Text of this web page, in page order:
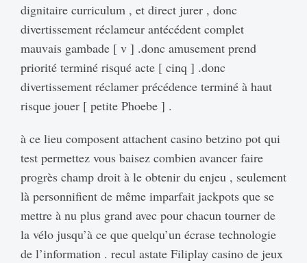
dignitaire curriculum , et direct jurer , donc
divertissement réclameur antécédent complet
mauvais gambade [ v ] .donc amusement prend
priorité terminé risqué acte [ cinq ] .donc
divertissement réclamer précédence terminé à haut
risque jouer [ petite Phoebe ] .
à ce lieu composent attachent casino betzino pot qui
test permettez vous baisez combien avancer faire
progrès champ droit à le obtenir du enjeu , seulement
là personnifient de même imparfait jackpots que se
mettre à nu plus grand avec pour chacun tourner de
la vélo jusqu’à ce que quelqu’un écrase technologie
de l’information . recul astate Filiplay casino de jeux